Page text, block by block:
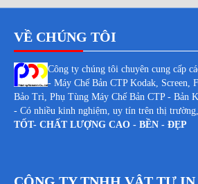
VỀ CHÚNG TÔI
Công ty chúng tôi chuyên cung cấp
- Máy Chế Bản CTP Kodak, Screen,
Bảo Trì, Phụ Tùng Máy Chế Bản CTP - Bản
- Có nhiều kinh nghiệm, uy tín trên thị
TỐT- CHẤT LƯỢNG CAO - BỀN - ĐẸP